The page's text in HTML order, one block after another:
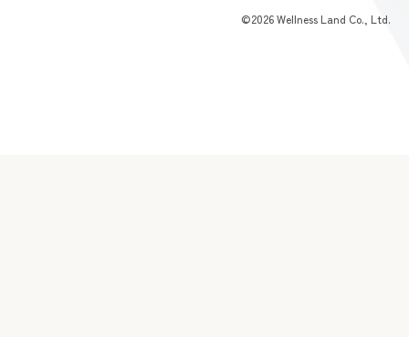
©2026 Wellness Land Co., Ltd.